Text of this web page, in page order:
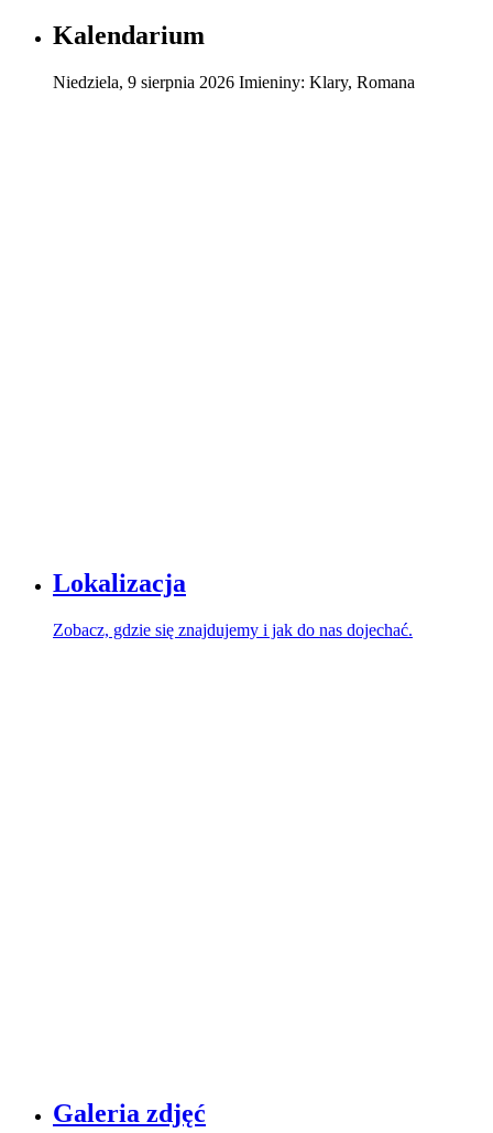
Kalendarium
Niedziela, 9 sierpnia 2026 Imieniny: Klary, Romana
Lokalizacja
Zobacz, gdzie się znajdujemy i jak do nas dojechać.
Galeria zdjęć